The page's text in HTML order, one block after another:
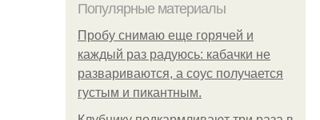
Популярные материалы
Пробу снимаю еще горячей и
каждый раз радуюсь: кабачки не
развариваются, а соус получается
густым и пикантным.